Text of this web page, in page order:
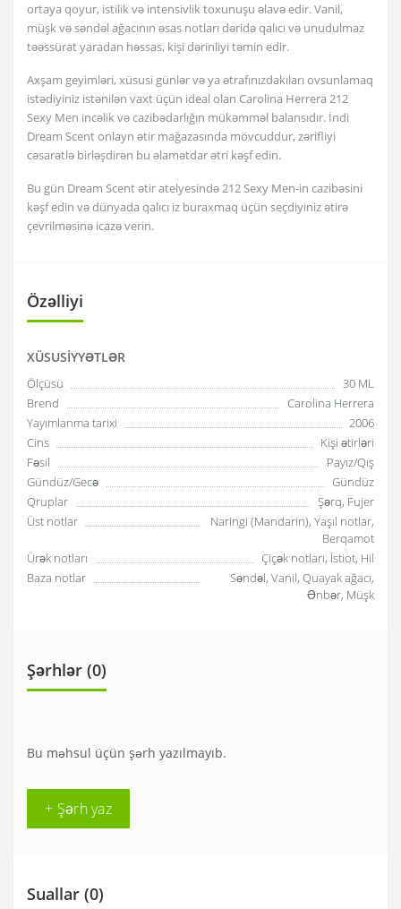
ortaya qoyur, istilik və intensivlik toxunuşu əlavə edir. Vanil,
müşk və səndəl ağacının əsas notları dəridə qalıcı və unudulmaz
təəssürat yaradan həssas, kişi dərinliyi təmin edir.
Axşam geyimləri, xüsusi günlər və ya ətrafınızdakıları ovsunlamaq
istədiyiniz istənilən vaxt üçün ideal olan Carolina Herrera 212
Sexy Men incəlik və cazibədarlığın mükəmməl balansıdır. İndi
Dream Scent onlayn ətir mağazasında mövcuddur, zərifliyi
cəsarətlə birləşdirən bu əlamətdar ətri kəşf edin.
Bu gün Dream Scent ətir atelyesində 212 Sexy Men-in cazibəsini
kəşf edin və dünyada qalıcı iz buraxmaq üçün seçdiyiniz ətirə
çevrilməsinə icazə verin.
Özəlliyi
XÜSUSIYYƏTLƏR
Ölçüsü
30 ML
Brend
Carolina Herrera
Yayımlanma tarixi
2006
Cins
Kişi ətirləri
Fəsil
Payız/Qış
Gündüz/Gecə
Gündüz
Qruplar
Şərq, Fujer
Üst notlar
Naringi (Mandarin), Yaşıl notlar,
Berqamot
Ürək notları
Çiçək notları, İstiot, Hil
Baza notlar
Səndəl, Vanil, Quayak ağacı,
Ənbər, Müşk
Şərhlər (0)
Bu məhsul üçün şərh yazılmayıb.
+ Şərh yaz
Suallar (0)